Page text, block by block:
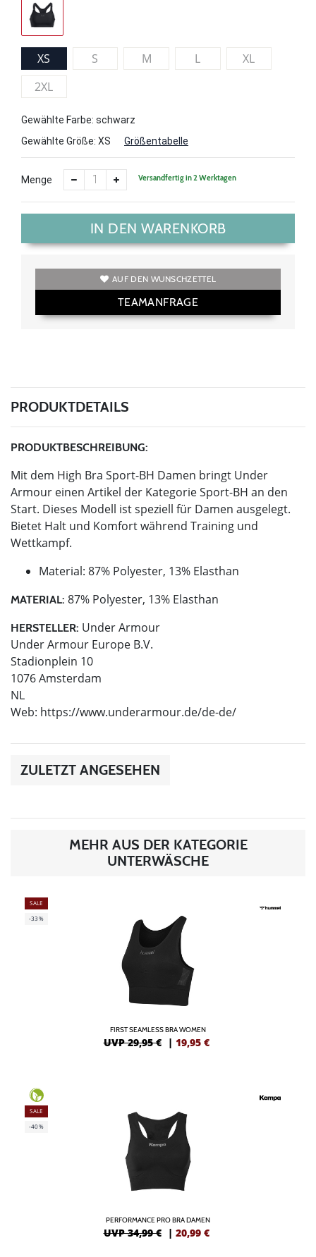
XS S M L
XL
2XL
Gewählte Farbe: schwarz
Gewählte Größe: XS Größentabelle
Menge Versandfertig in 2 Werktagen
IN DEN WARENKORB
AUF DEN WUNSCHZETTEL
TEAMANFRAGE
PRODUKTDETAILS
PRODUKTBESCHREIBUNG:
Mit dem High Bra Sport-BH Damen bringt Under
Armour einen Artikel der Kategorie Sport-BH an den
Start. Dieses Modell ist speziell für Damen ausgelegt.
Bietet Halt und Komfort während Training und
Wettkampf.
Material: 87% Polyester, 13% Elasthan
MATERIAL: 87% Polyester, 13% Elasthan
HERSTELLER: Under Armour
Under Armour Europe B.V.
Stadionplein 10
1076 Amsterdam
NL
Web: https://www.underarmour.de/de-de/
ZULETZT ANGESEHEN
MEHR AUS DER KATEGORIE
UNTERWÄSCHE
SALE
-33%
FIRST SEAMLESS BRA WOMEN
UVP 29,95 € | 19,95 €
SALE
-40%
PERFORMANCE PRO BRA DAMEN
UVP 34,99 € | 20,99 €